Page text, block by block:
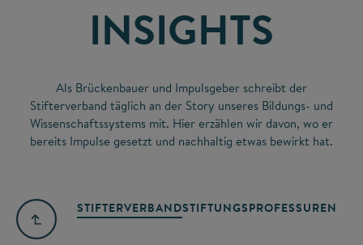
INSIGHTS
Als Brückenbauer und Impulsgeber schreibt der
Stifterverband täglich an der Story unseres Bildungs- und
Wissenschaftssystems mit. Hier erzählen wir davon, wo er
bereits Impulse gesetzt und nachhaltig etwas bewirkt hat.
STIFTERVERBANDSTIFTUNGSPROFESSUREN